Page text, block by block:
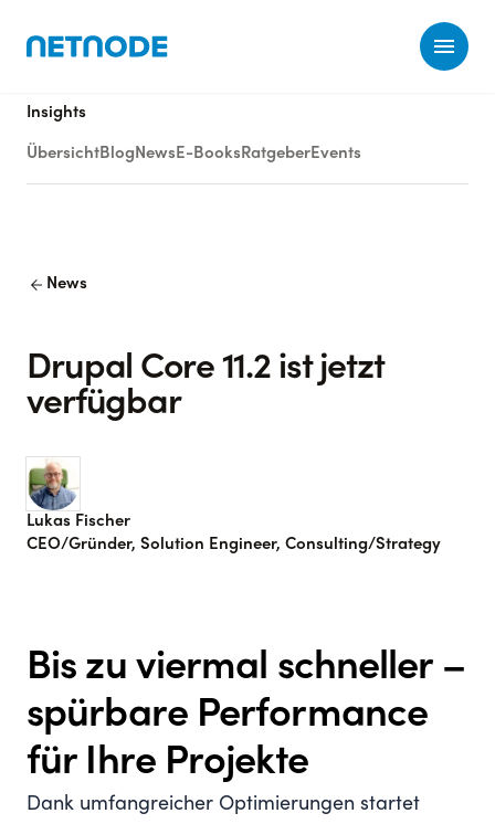
Insights
Übersicht Blog News E-Books Ratgeber Events
arrow_back News
Drupal Core 11.2 ist jetzt
verfügbar
Lukas Fischer
CEO/Gründer, Solution Engineer, Consulting/Strategy
Bis zu viermal schneller –
spürbare Performance
für Ihre Projekte
Dank umfangreicher Optimierungen startet